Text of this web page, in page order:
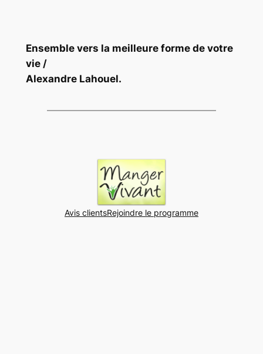
Ensemble vers la meilleure forme de votre
vie /
Alexandre Lahouel.
Avis clientsRejoindre le programme